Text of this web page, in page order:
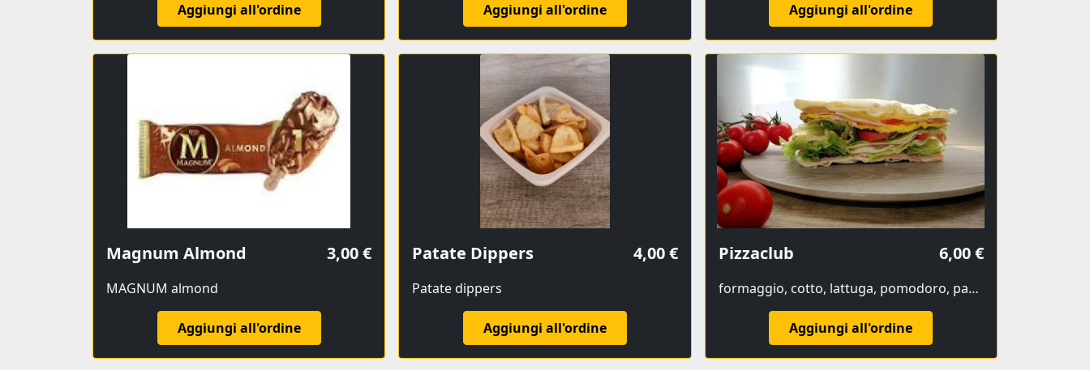
Aggiungi all'ordine Aggiungi all'ordine Aggiungi all'ordine
Magnum Almond 3,00 €
MAGNUM almond
Aggiungi all'ordine
Patate Dippers 4,00 €
Patate dippers
Aggiungi all'ordine
Pizzaclub 6,00 €
formaggio, cotto, lattuga, pomodoro, pancetta, frittata
Aggiungi all'ordine